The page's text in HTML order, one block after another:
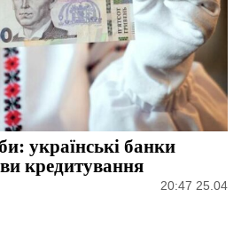
українські банки
кредитування
20:47 25.04